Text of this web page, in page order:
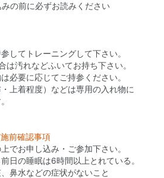
みの前に必ずお読みください
してトレーニングして下さい。
汚れなどふいてお持ち下さい。
必要に応じてご持参ください。
上着程度）などは専用の入れ物に
前確認事項
でお申し込み・ご参加下さい。
日の睡眠は6時間以上とれている。
鼻水などの症状がないこと